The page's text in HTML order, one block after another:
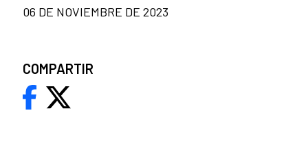
06 DE NOVIEMBRE DE 2023
COMPARTIR